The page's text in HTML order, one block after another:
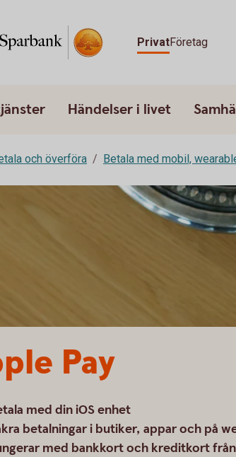
PrivatFöretag
Händelser i livet
och överföra Betala med mobil,
Pay
med din iOS enhet
betalningar i butiker, appar och på
med bankkort och kreditkort